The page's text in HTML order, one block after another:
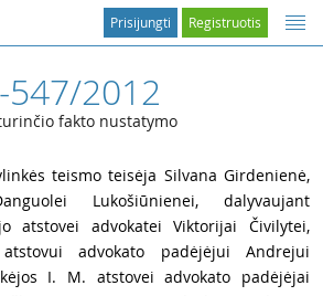
Registruotis
Prisijungti
547/2012
fakto nustatymo
teismo teisėja Silvana Girdenienė,
Lukošiūnienei, dalyvaujant
atstovei advokatei Viktorijai Čivilytei,
advokato padėjėjui Andrejui
I. M. atstovei advokato padėjėjai